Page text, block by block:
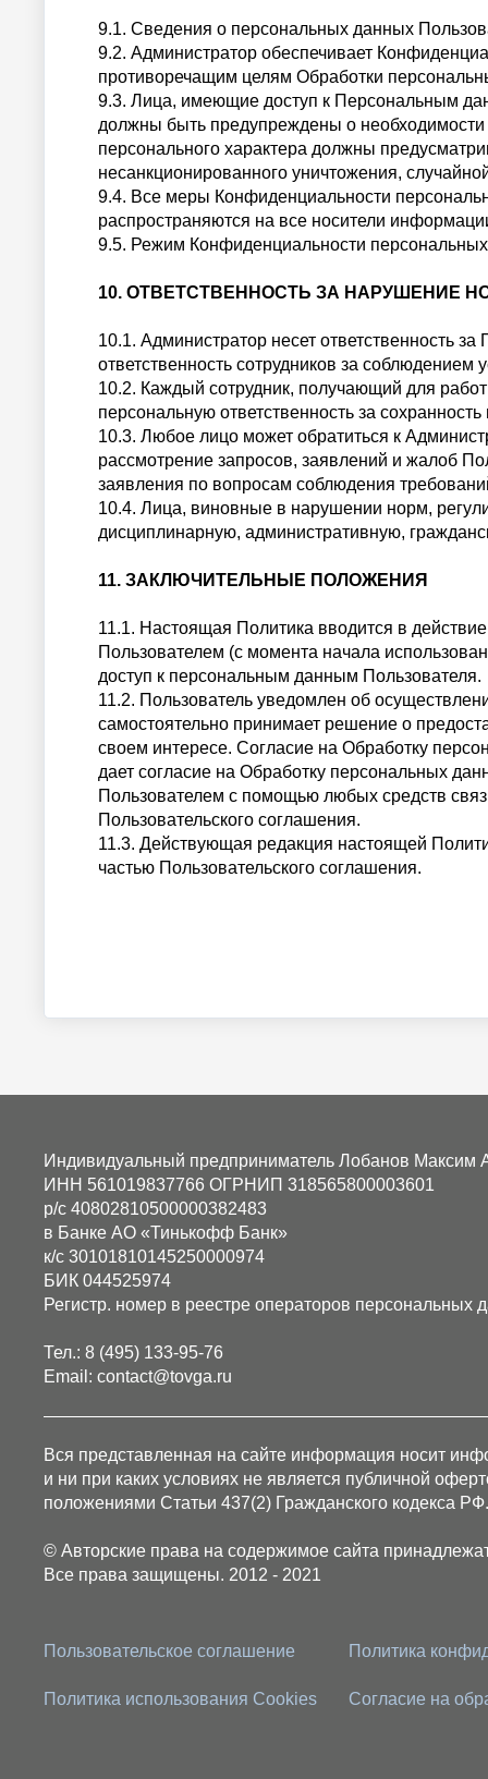
9.1. Сведения о персональных данных
9.2. Администратор обеспечивает
противоречащим целям Обработки
9.3. Лица, имеющие доступ к Персональным
должны быть предупреждены о
персонального характера должны
несанкционированного уничтожения,
9.4. Все меры Конфиденциальности
распространяются на все носители
9.5. Режим Конфиденциальности
10. ОТВЕТСТВЕННОСТЬ ЗА НАРУШЕНИЕ
10.1. Администратор несет ответственность
ответственность сотрудников за
10.2. Каждый сотрудник, получающий для
персональную ответственность за
10.3. Любое лицо может обратиться к
рассмотрение запросов, заявлений и жалоб
заявления по вопросам соблюдения
10.4. Лица, виновные в нарушении норм,
дисциплинарную, административную,
11. ЗАКЛЮЧИТЕЛЬНЫЕ ПОЛОЖЕНИЯ
11.1. Настоящая Политика вводится в
Пользователем (с момента начала
доступ к персональным данным Пользователя.
11.2. Пользователь уведомлен об
самостоятельно принимает решение о
своем интересе. Согласие на Обработку
дает согласие на Обработку персональных
Пользователем с помощью любых средств
Пользовательского соглашения.
11.3. Действующая редакция настоящей
частью Пользовательского соглашения.
Вся представленная на сайте информация носит
и ни при каких условиях не является публичной
положениями Статьи 437(2) Гражданского кодекса РФ.
© Авторские права на содержимое сайта
Все права защищены. 2012 - 2021
Индивидуальный предприниматель Лобанов Максим
ИНН 561019837766 ОГРНИП 318565800003601
р/с 40802810500000382483
в Банке АО «Тинькофф Банк»
к/с 30101810145250000974
БИК 044525974
Регистр. номер в реестре операторов персональных
Тел.: 8 (495) 133-95-76
Email: contact@tovga.ru
Политика
Согласие на
Пользовательское соглашение
Политика использования Cookies